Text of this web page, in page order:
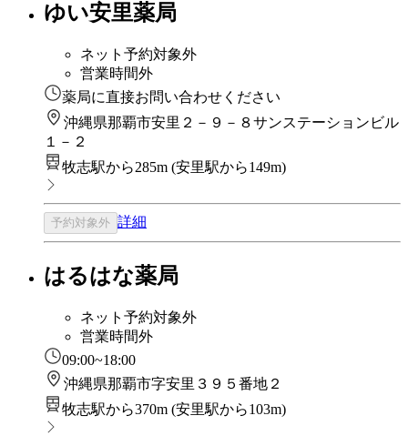
ゆい安里薬局
ネット予約対象外
営業時間外
薬局に直接お問い合わせください
沖縄県那覇市安里２－９－８サンステーションビル
１－２
牧志駅から285m (安里駅から149m)
予約対象外 詳細
はるはな薬局
ネット予約対象外
営業時間外
09:00~18:00
沖縄県那覇市字安里３９５番地２
牧志駅から370m (安里駅から103m)